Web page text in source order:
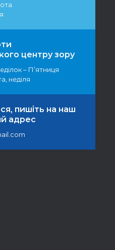
центру зору
– П’ятниця
неділя
пишіть на наш
адрес